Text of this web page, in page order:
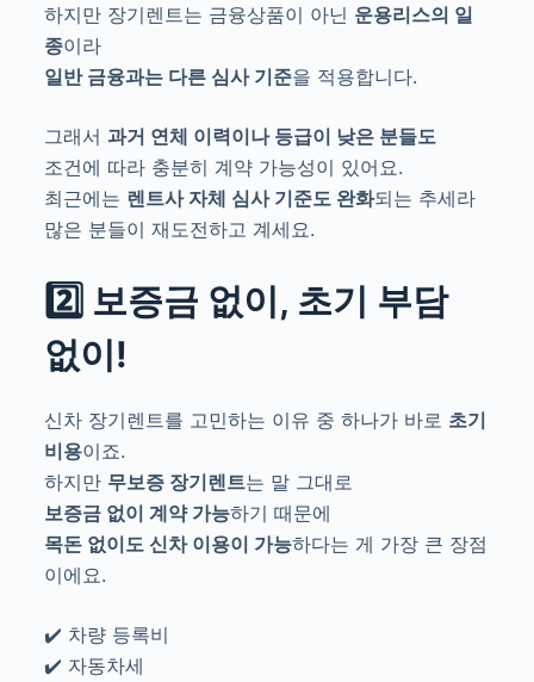
하지만 장기렌트는 금융상품이 아닌 운용리스의 일
종이라
일반 금융과는 다른 심사 기준을 적용합니다.
그래서 과거 연체 이력이나 등급이 낮은 분들도
조건에 따라 충분히 계약 가능성이 있어요.
최근에는 렌트사 자체 심사 기준도 완화되는 추세라
많은 분들이 재도전하고 계세요.
2️⃣ 보증금 없이, 초기 부담
없이!
신차 장기렌트를 고민하는 이유 중 하나가 바로 초기
비용이죠.
하지만 무보증 장기렌트는 말 그대로
보증금 없이 계약 가능하기 때문에
목돈 없이도 신차 이용이 가능하다는 게 가장 큰 장점
이에요.
✔️ 차량 등록비
✔️ 자동차세